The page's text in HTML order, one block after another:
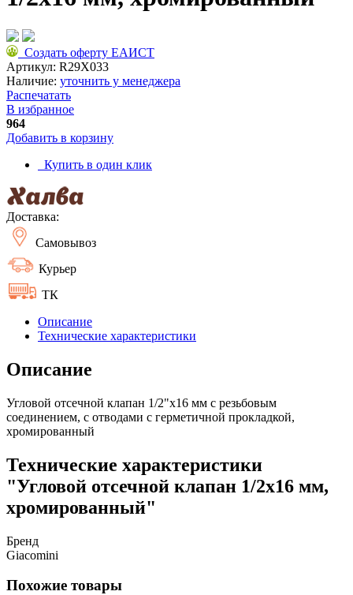
Создать оферту ЕАИСТ
Артикул: R29X033
Наличие: уточнить у менеджера
Распечатать
В избранное
964
Добавить в корзину
Купить в один клик
Доставка:
Самовывоз
Курьер
ТК
Описание
Технические характеристики
Описание
Угловой отсечной клапан 1/2"x16 мм с резьбовым
соединением, с отводами с герметичной прокладкой,
хромированный
Технические характеристики
"Угловой отсечной клапан 1/2x16 мм,
хромированный"
Бренд
Giacomini
Похожие товары